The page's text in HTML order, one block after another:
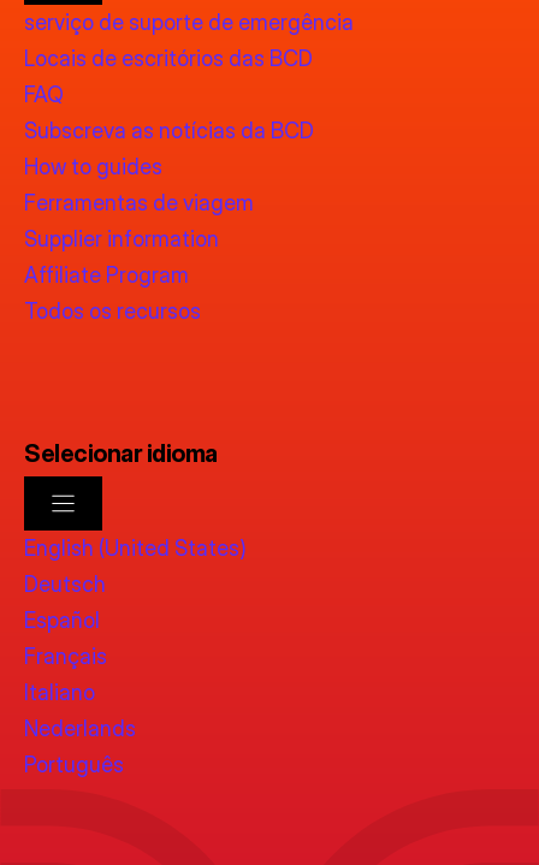
serviço de suporte de emergência
Locais de escritórios das BCD
FAQ
Subscreva as notícias da BCD
How to guides
Ferramentas de viagem
Supplier information
Affiliate Program
Todos os recursos
Selecionar idioma
English (United States)
Deutsch
Español
Français
Italiano
Nederlands
Português